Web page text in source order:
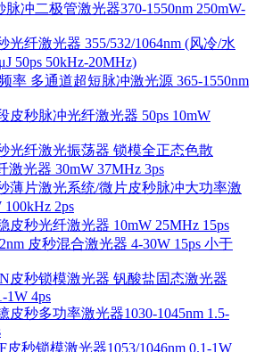
冲二极管激光器370-1550nm 250mW-
光纤激光器 355/532/1064nm (风冷/水
50ps 50kHz-20MHz)
率 多通道超短脉冲激光源 365-1550nm
皮秒脉冲光纤激光器 50ps 10mW
光纤激光振荡器 锁模全正态色散
激光器 30mW 37MHz 3ps
薄片激光系统/微片皮秒脉冲大功率激
2ps
皮秒光纤激光器 10mW 25MHz 15ps
皮秒混合激光器 4-30W 15ps 小于
皮秒锁模激光器 钒酸盐固态激光器
1W 4ps
皮秒多功率激光器1030-1045nm 1.5-
皮秒锁模激光器1053/1046nm 0.1-1W